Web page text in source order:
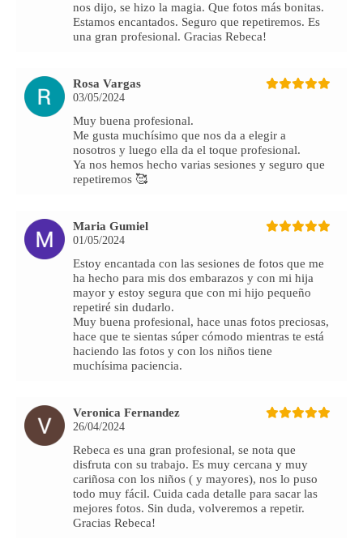
nos dijo, se hizo la magia. Que fotos más bonitas.
Estamos encantados. Seguro que repetiremos. Es
una gran profesional. Gracias Rebeca!
Rosa Vargas
03/05/2024
Muy buena profesional.
Me gusta muchísimo que nos da a elegir a
nosotros y luego ella da el toque profesional.
Ya nos hemos hecho varias sesiones y seguro que
repetiremos 🥰
Maria Gumiel
01/05/2024
Estoy encantada con las sesiones de fotos que me
ha hecho para mis dos embarazos y con mi hija
mayor y estoy segura que con mi hijo pequeño
repetiré sin dudarlo.
Muy buena profesional, hace unas fotos preciosas,
hace que te sientas súper cómodo mientras te está
haciendo las fotos y con los niños tiene
muchísima paciencia.
Veronica Fernandez
26/04/2024
Rebeca es una gran profesional, se nota que
disfruta con su trabajo. Es muy cercana y muy
cariñosa con los niños ( y mayores), nos lo puso
todo muy fácil. Cuida cada detalle para sacar las
mejores fotos. Sin duda, volveremos a repetir.
Gracias Rebeca!